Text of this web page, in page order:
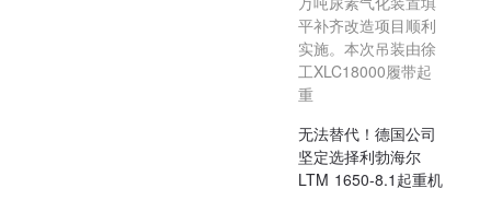
平补齐改造项目顺利
实施。本次吊装由徐
工XLC18000履带起
重
无法替代！德国公司
坚定选择利勃海尔
LTM 1650-8.1起重机